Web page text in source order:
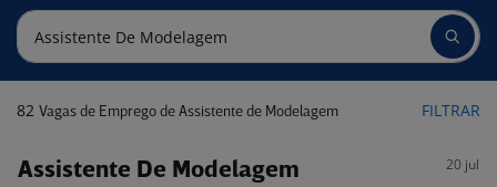
82 Vagas de Emprego de Assistente de Modelagem FILTRAR
Assistente De Modelagem 20 jul